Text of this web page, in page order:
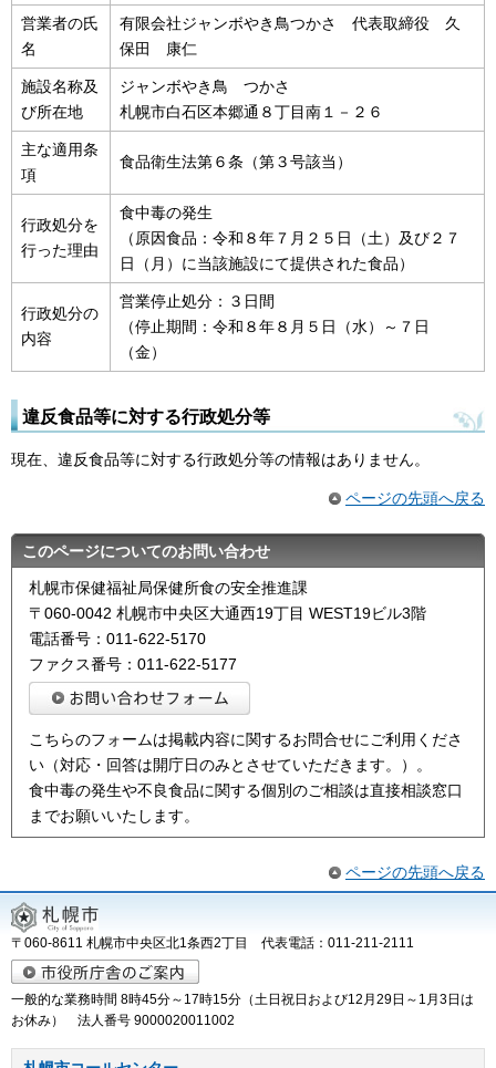
営業者の氏
名
有限会社ジャンボやき鳥つかさ 代表取締役 久
保田 康仁
施設名称及
び所在地
ジャンボやき鳥 つかさ
札幌市白石区本郷通８丁目南１－２６
主な適用条
項
食品衛生法第６条（第３号該当）
行政処分を
行った理由
食中毒の発生
（原因食品：令和８年７月２５日（土）及び２７
日（月）に当該施設にて提供された食品）
行政処分の
内容
営業停止処分：３日間
（停止期間：令和８年８月５日（水）～７日
（金）
違反食品等に対する行政処分等
現在、違反食品等に対する行政処分等の情報はありません。
ページの先頭へ戻る
このページについてのお問い合わせ
札幌市保健福祉局保健所食の安全推進課
〒060-0042 札幌市中央区大通西19丁目 WEST19ビル3階
電話番号：011-622-5170
ファクス番号：011-622-5177
こちらのフォームは掲載内容に関するお問合せにご利用くださ
い（対応・回答は開庁日のみとさせていただきます。）。
食中毒の発生や不良食品に関する個別のご相談は直接相談窓口
までお願いいたします。
ページの先頭へ戻る
〒060-8611 札幌市中央区北1条西2丁目 代表電話：011-211-2111
一般的な業務時間 8時45分～17時15分（土日祝日および12月29日～1月3日は
お休み） 法人番号 9000020011002